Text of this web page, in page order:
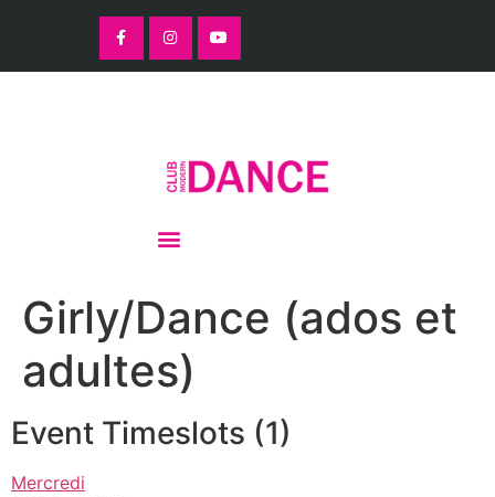
Girly/Dance (ados et
adultes)
Event Timeslots (1)
Mercredi